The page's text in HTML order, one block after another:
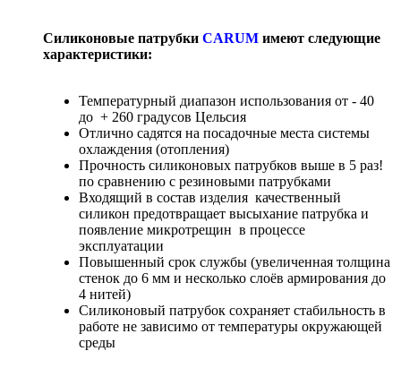
Силиконовые патрубки CARUM имеют следующие
характеристики:
Температурный диапазон использования от - 40
до + 260 градусов Цельсия
Отлично садятся на посадочные места системы
охлаждения (отопления)
Прочность силиконовых патрубков выше в 5 раз!
по сравнению с резиновыми патрубками
Входящий в состав изделия качественный
силикон предотвращает высыхание патрубка и
появление микротрещин в процессе
эксплуатации
Повышенный срок службы (увеличенная толщина
стенок до 6 мм и несколько слоёв армирования до
4 нитей)
Силиконовый патрубок сохраняет стабильность в
работе не зависимо от температуры окружающей
среды